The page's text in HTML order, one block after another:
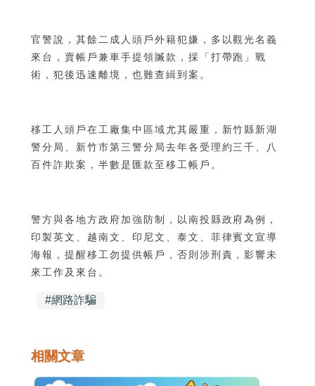
官警說，其餘二成人頭戶外籍犯嫌，多以觀光名義
來台，賣帳戶兼車手提領贓款，採「打帶跑」戰
術，犯後迅速離境，也難查緝到案。
移工人頭戶在工廠集中區域尤其嚴重，新竹縣新湖
警分局、新竹市第三警分局去年各受理約三千、八
百件詐欺案，半數是匯款至移工帳戶。
警方與各地方政府加強防制，以南投縣政府為例，
印製英文、越南文、印尼文、泰文、菲律賓文宣導
海報，提醒移工勿提供帳戶，否則涉刑責，影響未
來工作及來台。
#網路詐騙
相關文章